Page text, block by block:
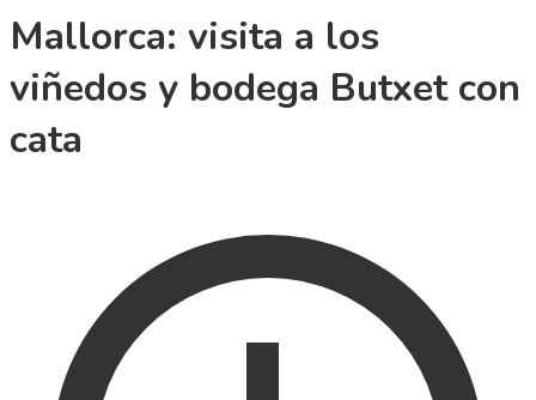
Mallorca: visita a los
viñedos y bodega Butxet con
cata